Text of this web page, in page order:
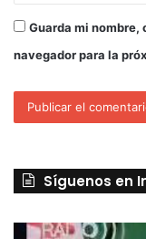
Guarda mi
navegador para la
Síguenos en